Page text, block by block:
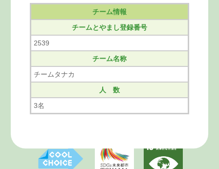
チーム情報
チームとやまし登録番号
2539
チーム名称
チームタナカ
人 数
3名